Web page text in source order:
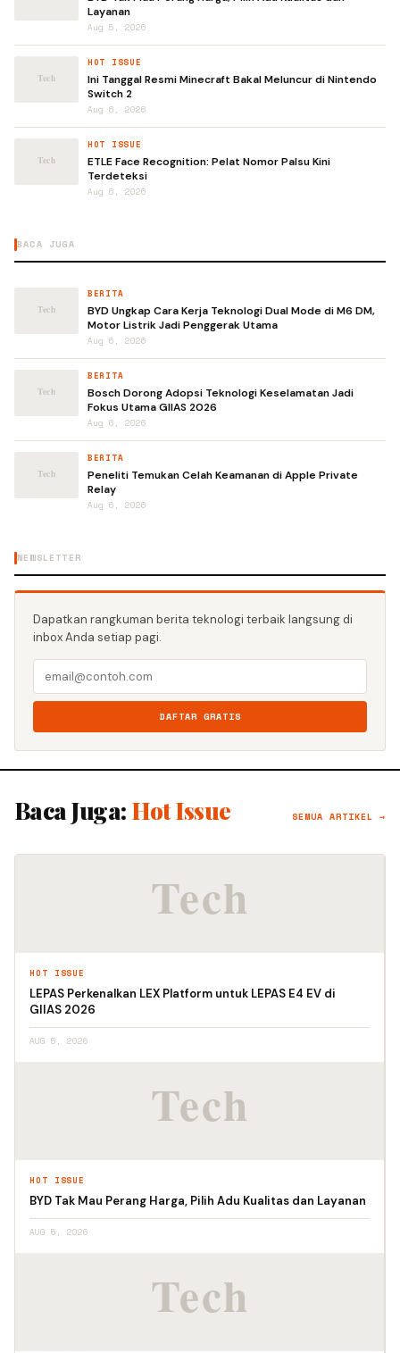
Layanan
Aug 5, 2026
HOT ISSUE
Ini Tanggal Resmi Minecraft Bakal Meluncur di Nintendo
Switch 2
Aug 6, 2026
HOT ISSUE
ETLE Face Recognition: Pelat Nomor Palsu Kini
Terdeteksi
Aug 6, 2026
BACA JUGA
BERITA
BYD Ungkap Cara Kerja Teknologi Dual Mode di M6 DM,
Motor Listrik Jadi Penggerak Utama
Aug 6, 2026
BERITA
Bosch Dorong Adopsi Teknologi Keselamatan Jadi
Fokus Utama GIIAS 2026
Aug 6, 2026
BERITA
Peneliti Temukan Celah Keamanan di Apple Private
Relay
Aug 6, 2026
NEWSLETTER
Dapatkan rangkuman berita teknologi terbaik langsung di
inbox Anda setiap pagi.
DAFTAR GRATIS
Baca Juga: Hot Issue SEMUA ARTIKEL →
HOT ISSUE
LEPAS Perkenalkan LEX Platform untuk LEPAS E4 EV di
GIIAS 2026
AUG 5, 2026
HOT ISSUE
BYD Tak Mau Perang Harga, Pilih Adu Kualitas dan Layanan
AUG 5, 2026